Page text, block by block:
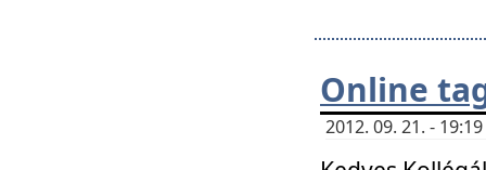
Online
2012. 09. 21. -